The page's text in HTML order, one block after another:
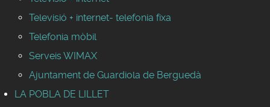
Televisió + internet- telefonia fixa
Telefonia mòbil
Serveis WIMAX
Ajuntament de Guardiola de Berguedà
LA POBLA DE LILLET